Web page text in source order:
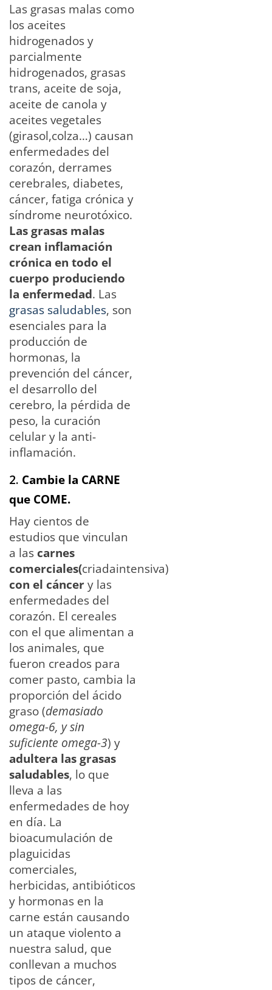
Las grasas malas como
los aceites
hidrogenados y
parcialmente
hidrogenados, grasas
trans, aceite de soja,
aceite de canola y
aceites vegetales
(girasol,colza…) causan
enfermedades del
corazón, derrames
cerebrales, diabetes,
cáncer, fatiga crónica y
síndrome neurotóxico.
Las grasas malas
crean inflamación
crónica en todo el
cuerpo produciendo
la enfermedad. Las
grasas saludables, son
esenciales para la
producción de
hormonas, la
prevención del cáncer,
el desarrollo del
cerebro, la pérdida de
peso, la curación
celular y la anti-
inflamación.
2. Cambie la CARNE
que COME.
Hay cientos de
estudios que vinculan
a las carnes
comerciales(criadaintensiva)
con el cáncery las
enfermedades del
corazón. El cereales
con el que alimentan a
los animales, que
fueron creados para
comer pasto, cambia la
proporción del ácido
graso (demasiado
omega-6, y sin
suficiente omega-3) y
adultera las grasas
saludables, lo que
lleva a las
enfermedades de hoy
en día. La
bioacumulación de
plaguicidas
comerciales,
herbicidas, antibióticos
y hormonas en la
carne están causando
un ataque violento a
nuestra salud, que
conllevan a muchos
tipos de cáncer,